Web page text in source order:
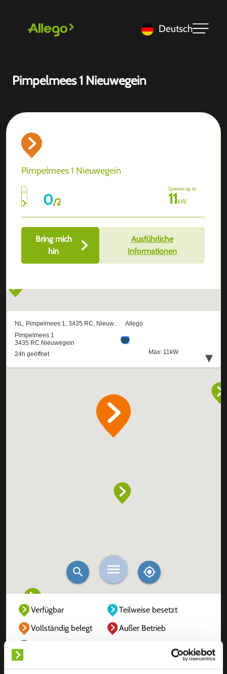
Deutsch
Pimpelmees 1 Nieuwegein
Pimpelmees 1 Nieuwegein
0/2
Speeds up to
11kW
Bring mich
hin
Ausführliche
Informationen
Verfügbar
Teilweise besetzt
Vollständig belegt
Außer Betrieb